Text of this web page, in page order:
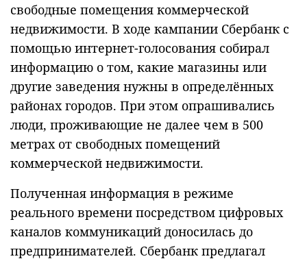
свободные помещения коммерческой
недвижимости. В ходе кампании Сбербанк с
помощью интернет-голосования собирал
информацию о том, какие магазины или
другие заведения нужны в определённых
районах городов. При этом опрашивались
люди, проживающие не далее чем в 500
метрах от свободных помещений
коммерческой недвижимости.
Полученная информация в режиме
реального времени посредством цифровых
каналов коммуникаций доносилась до
предпринимателей. Сбербанк предлагал